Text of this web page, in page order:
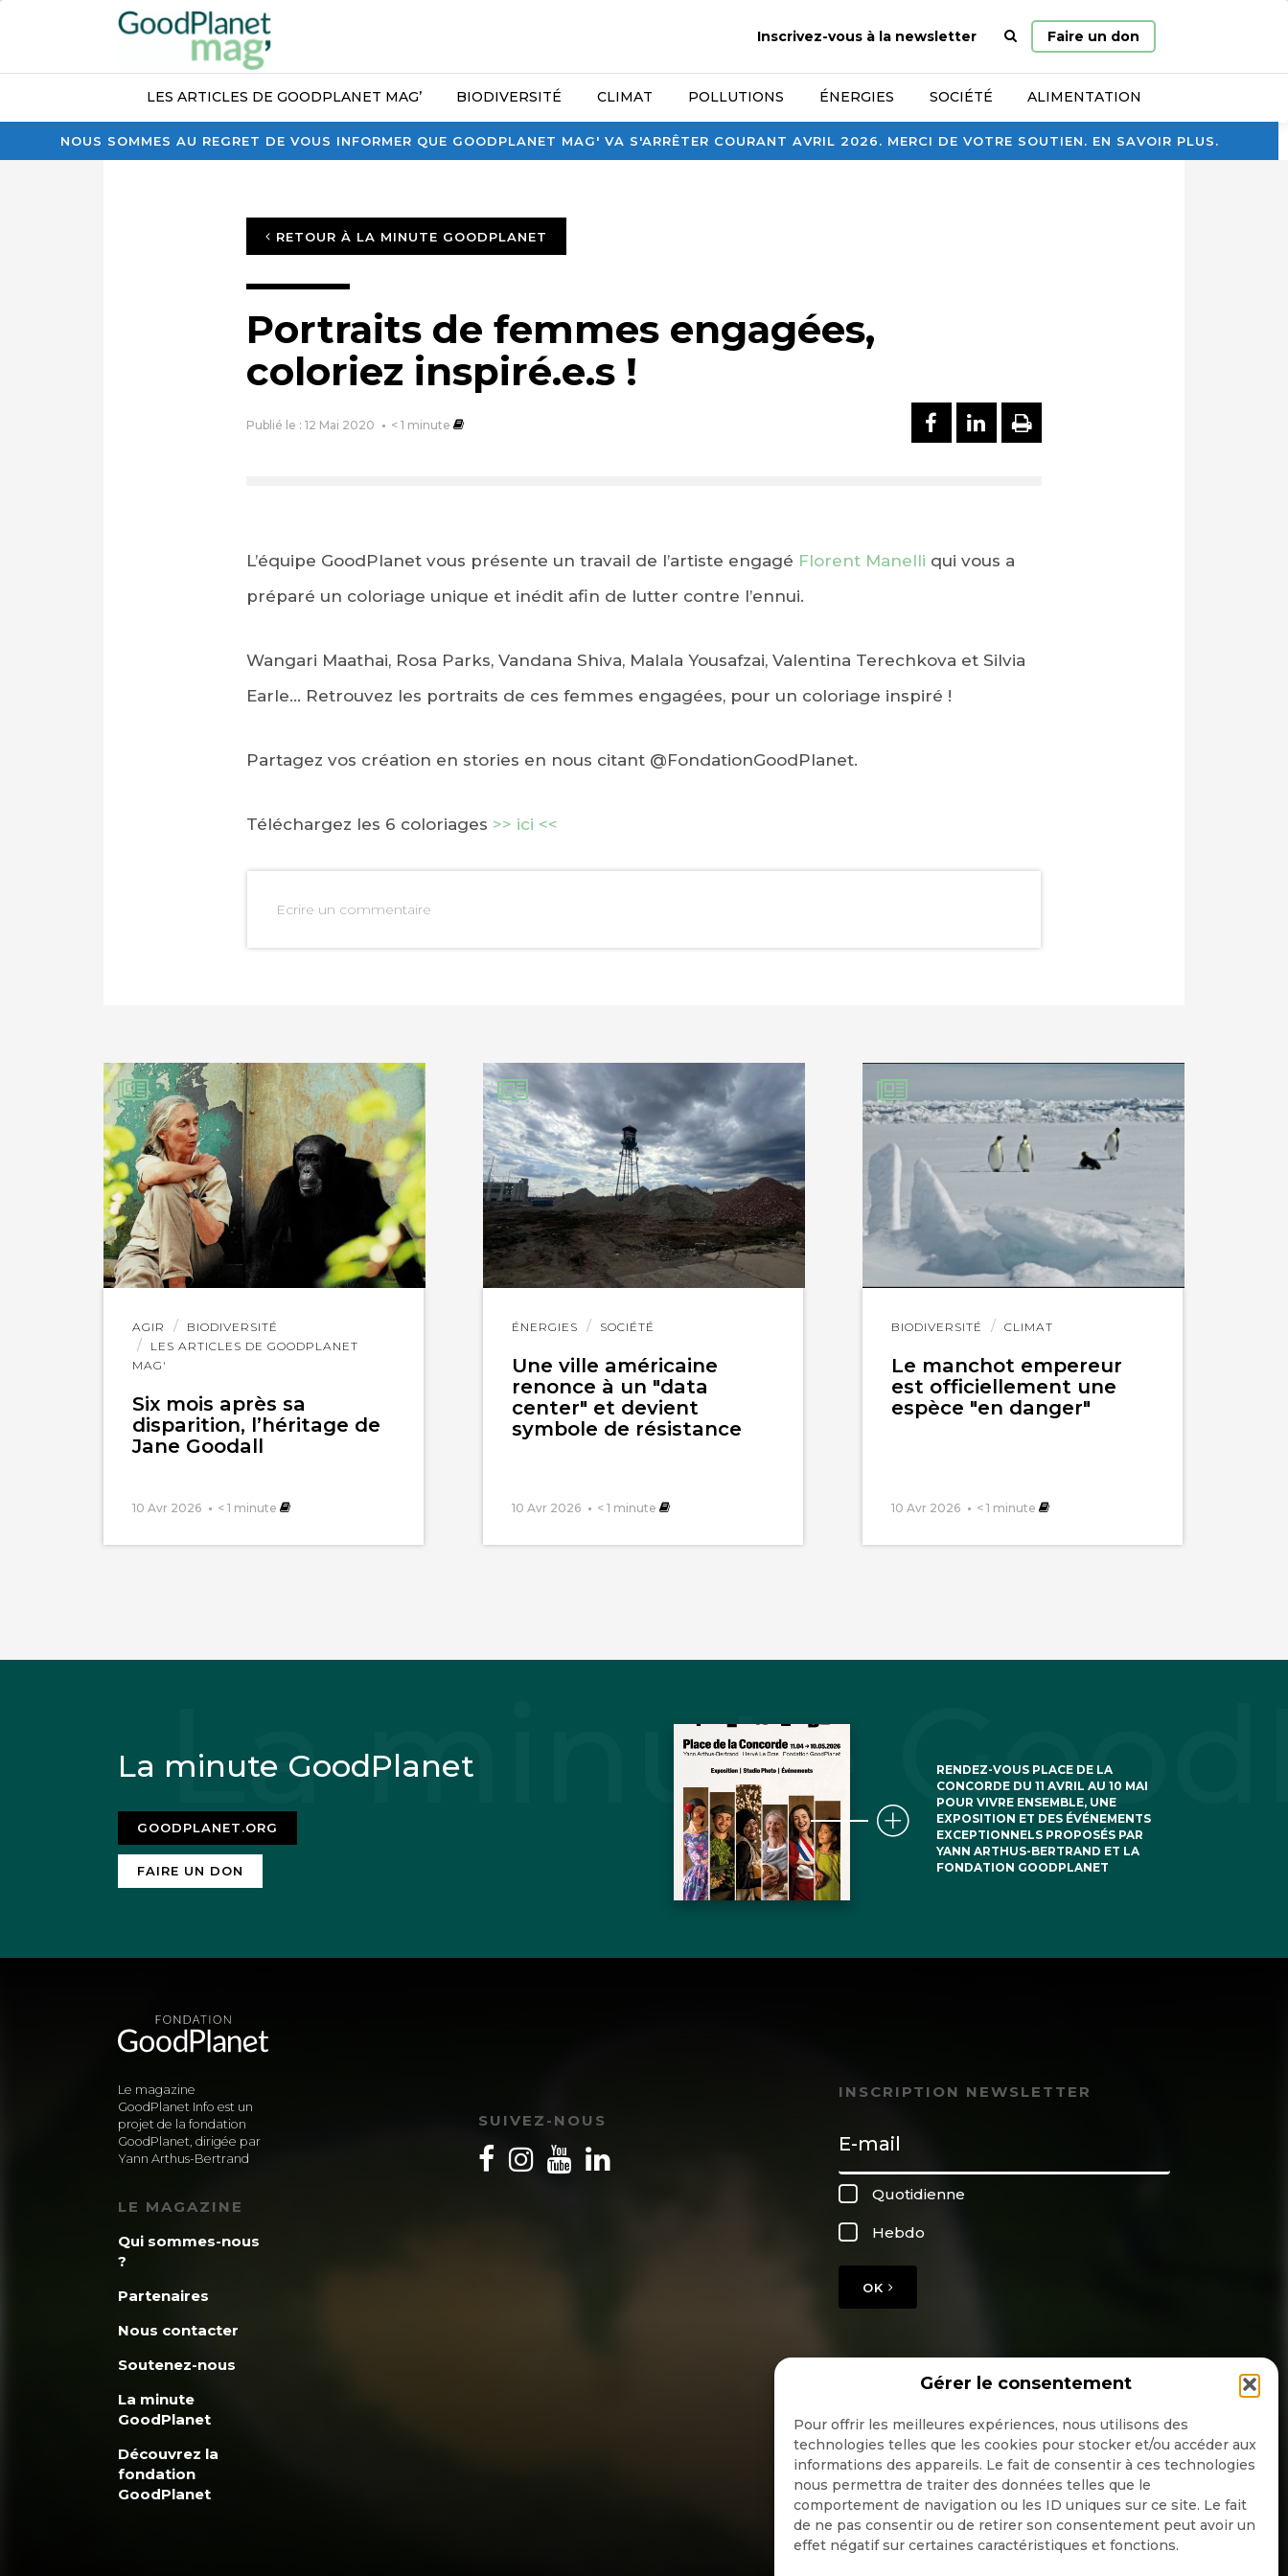
Gérer le consentement
Pour offrir les meilleures expériences, nous utilisons des
technologies telles que les cookies pour stocker et/ou accéder aux
informations des appareils. Le fait de consentir à ces technologies
nous permettra de traiter des données telles que le
comportement de navigation ou les ID uniques sur ce site. Le fait
de ne pas consentir ou de retirer son consentement peut avoir un
effet négatif sur certaines caractéristiques et fonctions.
NOUS SOMMES AU REGRET DE VOUS INFORMER QUE GOODPLANET MAG' VA S'ARRÊTER COURANT AVRIL 2026. MERCI DE VOTRE SOUTIEN. EN SAVOIR PLUS.
Inscrivez-vous à la newsletter
Page
d’accueil
Faire un don
LES ARTICLES DE GOODPLANET MAG’ BIODIVERSITÉ CLIMAT POLLUTIONS ÉNERGIES SOCIÉTÉ ALIMENTATION
IMPRIMER
RETOUR À LA MINUTE GOODPLANET
Portraits de femmes engagées,
coloriez inspiré.e.s !
Publié le : 12 Mai 2020 < 1 minute PARTAGER SUR FACEBOOK
PARTAGER SUR
IMPRIMER
L’équipe GoodPlanet vous présente un travail de l’artiste engagé Florent Manelli qui vous a
préparé un coloriage unique et inédit afin de lutter contre l’ennui.
Wangari Maathai, Rosa Parks, Vandana Shiva, Malala Yousafzai, Valentina Terechkova et Silvia
Earle… Retrouvez les portraits de ces femmes engagées, pour un coloriage inspiré !
Partagez vos création en stories en nous citant @FondationGoodPlanet.
Téléchargez les 6 coloriages >> ici <<
Ecrire un commentaire
AGIR
BIODIVERSITÉ
LES ARTICLES DE GOODPLANET
MAG'
Six mois après sa
disparition, l’héritage de
Jane Goodall
10 Avr 2026 < 1 minute
Lire
l'article
ÉNERGIES SOCIÉTÉ
Une ville américaine
renonce à un "data
center" et devient
symbole de résistance
10 Avr 2026 < 1 minute
Lire
BIODIVERSITÉ CLIMAT
Le manchot empereur
est officiellement une
espèce "en danger"
10 Avr 2026 < 1 minute
Lire
La minute GoodPlanet
GOODPLANET.ORG
FAIRE UN DON
RENDEZ-VOUS PLACE DE LA
CONCORDE DU 11 AVRIL AU 10 MAI
POUR VIVRE ENSEMBLE, UNE
EXPOSITION ET DES ÉVÉNEMENTS
EXCEPTIONNELS PROPOSÉS PAR
YANN ARTHUS-BERTRAND ET LA
FONDATION GOODPLANET
Le magazine
GoodPlanet Info est un
projet de la fondation
GoodPlanet, dirigée par
Yann Arthus-Bertrand
LE MAGAZINE
Qui sommes-nous
?
Partenaires
Nous contacter
Soutenez-nous
La minute
GoodPlanet
Découvrez la
fondation
GoodPlanet
SUIVEZ-NOUS
INSCRIPTION NEWSLETTER
Quotidienne
Hebdo
OK